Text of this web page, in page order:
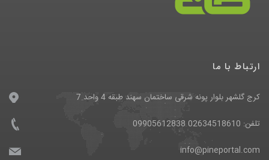
ارتباط با ما
کرج گلشهر بلوار پونه شرقی ساختمان سهند طبقه 4 واحد 7
تلفن: 02634518610 09905612838
info@pineportal.com